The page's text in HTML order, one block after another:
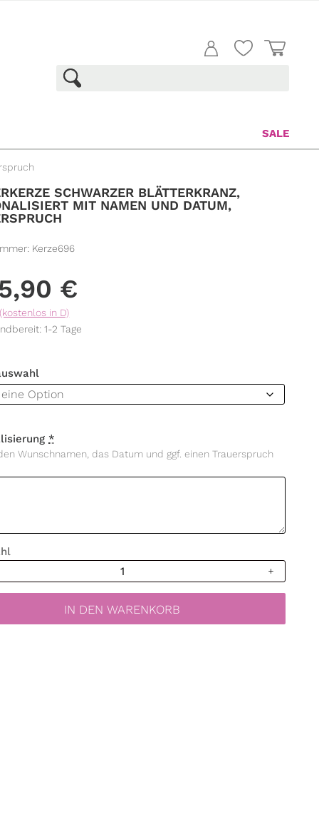
SALE
SCHWARZER BLÄTTERKRANZ,
MIT NAMEN UND DATUM,
Kerze696
€
in D)
1-2 Tage
*
Wunschnamen, das Datum und ggf. einen Trauerspruch
IN DEN WARENKORB